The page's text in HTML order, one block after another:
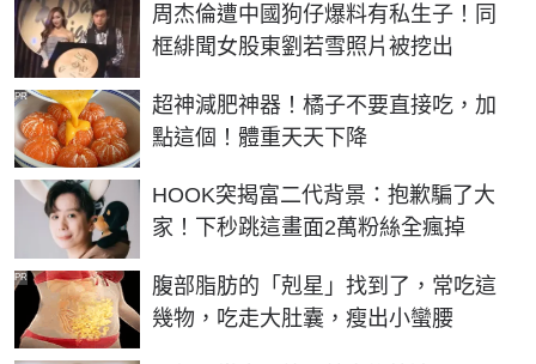
周杰倫遭中國狗仔爆料有私生子！同
框緋聞女股東劉若雪照片被挖出
超神減肥神器！橘子不要直接吃，加
點這個！體重天天下降
PR
HOOK突揭富二代背景：抱歉騙了大
家！下秒跳這畫面2萬粉絲全瘋掉
腹部脂肪的「剋星」找到了，常吃這
幾物，吃走大肚囊，瘦出小蠻腰
PR